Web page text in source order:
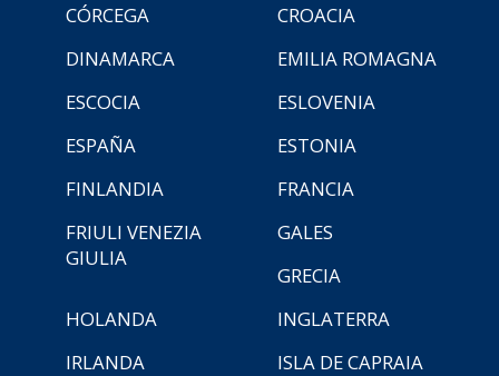
CÓRCEGA
CROACIA
DINAMARCA
EMILIA ROMAGNA
ESCOCIA
ESLOVENIA
ESPAÑA
ESTONIA
FINLANDIA
FRANCIA
FRIULI VENEZIA
GIULIA
GALES
GRECIA
HOLANDA
INGLATERRA
IRLANDA
ISLA DE CAPRAIA